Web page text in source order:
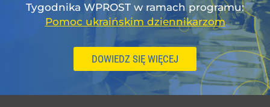
Tygodnika WPROST w ramach programu:
Pomoc ukraińskim dziennikarzom
DOWIEDZ SIĘ WIĘCEJ